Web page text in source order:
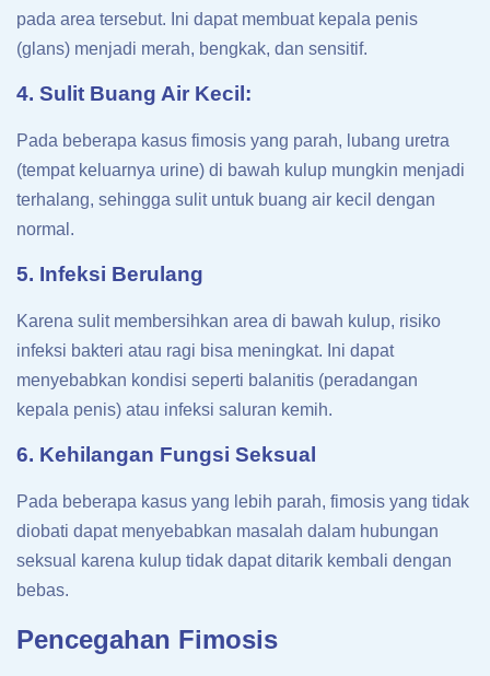
pada area tersebut. Ini dapat membuat kepala penis
(glans) menjadi merah, bengkak, dan sensitif.
4. Sulit Buang Air Kecil:
Pada beberapa kasus fimosis yang parah, lubang uretra
(tempat keluarnya urine) di bawah kulup mungkin menjadi
terhalang, sehingga sulit untuk buang air kecil dengan
normal.
5. Infeksi Berulang
Karena sulit membersihkan area di bawah kulup, risiko
infeksi bakteri atau ragi bisa meningkat. Ini dapat
menyebabkan kondisi seperti balanitis (peradangan
kepala penis) atau infeksi saluran kemih.
6. Kehilangan Fungsi Seksual
Pada beberapa kasus yang lebih parah, fimosis yang tidak
diobati dapat menyebabkan masalah dalam hubungan
seksual karena kulup tidak dapat ditarik kembali dengan
bebas.
Pencegahan Fimosis